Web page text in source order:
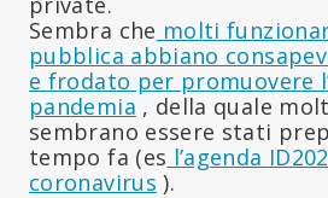
Sembra che molti
pubblica abbiano
e frodato per promuovere
pandemia , della quale
sembrano essere stati
tempo fa (es l’agenda
coronavirus ).